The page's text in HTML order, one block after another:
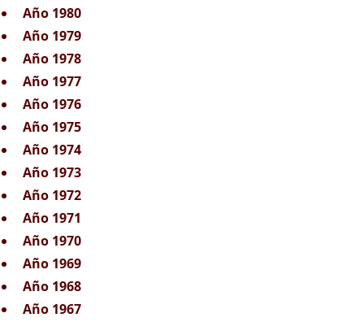
Año 1980
Año 1979
Año 1978
Año 1977
Año 1976
Año 1975
Año 1974
Año 1973
Año 1972
Año 1971
Año 1970
Año 1969
Año 1968
Año 1967